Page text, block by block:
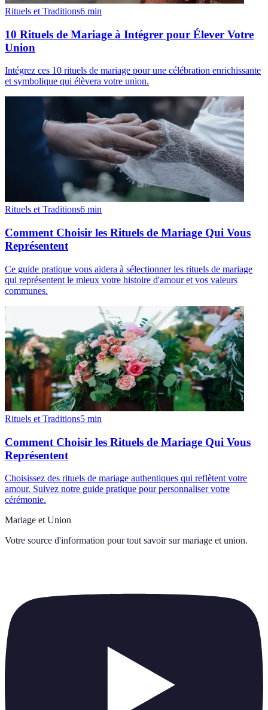
Rituels et Traditions6 min
10 Rituels de Mariage à Intégrer pour Élever Votre
Union
Intégrez ces 10 rituels de mariage pour une célébration enrichissante
et symbolique qui élèvera votre union.
Rituels et Traditions6 min
Comment Choisir les Rituels de Mariage Qui Vous
Représentent
Ce guide pratique vous aidera à sélectionner les rituels de mariage
qui représentent le mieux votre histoire d'amour et vos valeurs
communes.
Rituels et Traditions5 min
Comment Choisir les Rituels de Mariage Qui Vous
Représentent
Choisissez des rituels de mariage authentiques qui reflètent votre
amour. Suivez notre guide pratique pour personnaliser votre
cérémonie.
Mariage et Union
Votre source d'information pour tout savoir sur mariage et union.